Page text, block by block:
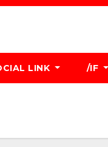
LINK /IF